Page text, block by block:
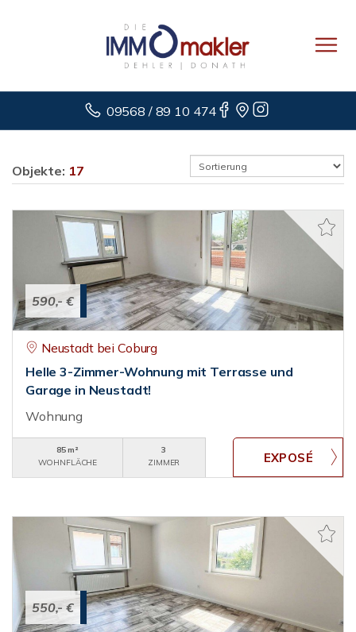
09568 / 89 10 474
Objekte: 17
590,- €
Neustadt bei Coburg
Helle 3-Zimmer-Wohnung mit Terrasse und
Garage in Neustadt!
Wohnung
85 m²
WOHNFLÄCHE
3
ZIMMER
550,- €